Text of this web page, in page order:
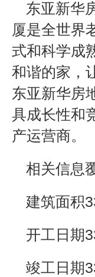
东亚新华
厦是全世界
式和科学成
和谐的家，
东亚新华房
具成长性和
产运营商。
相关信息
建筑面积
开工日期
竣工日期